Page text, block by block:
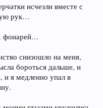
исчезли вместе с
рук…
фонарей…
снизошло на меня,
бороться дальше, и
и я медленно упал в